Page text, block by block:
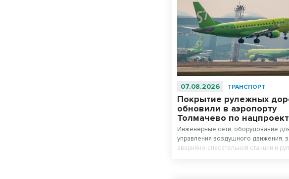
07.08.2026 ТРАНСПОРТ
Покрытие рулежных
обновили в аэропорту
Толмачево по
Инженерные сети, оборудование
управления воздушного движения,
аварийно-спасательной станции и